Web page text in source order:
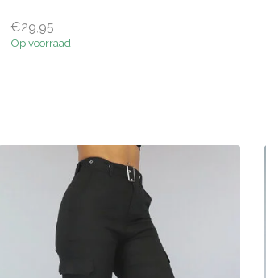
€29,95
Op voorraad